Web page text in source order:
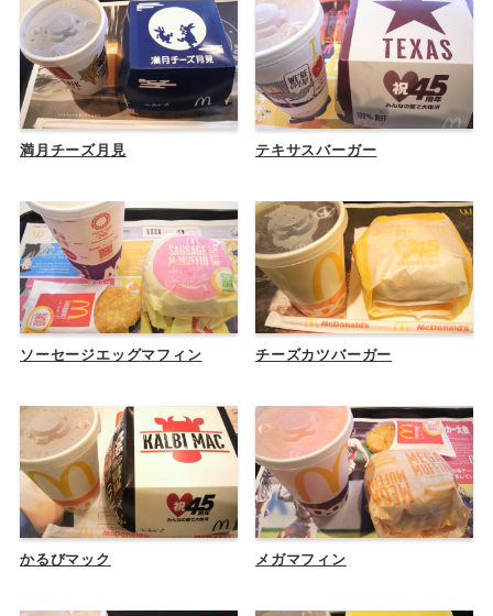
満月チーズ月見 テキサスバーガー
ソーセージエッグマフィン チーズカツバーガー
かるびマック メガマフィン